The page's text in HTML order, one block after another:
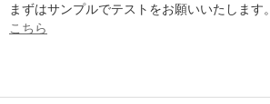
まずはサンプルでテストをお願いいたします。
こちら